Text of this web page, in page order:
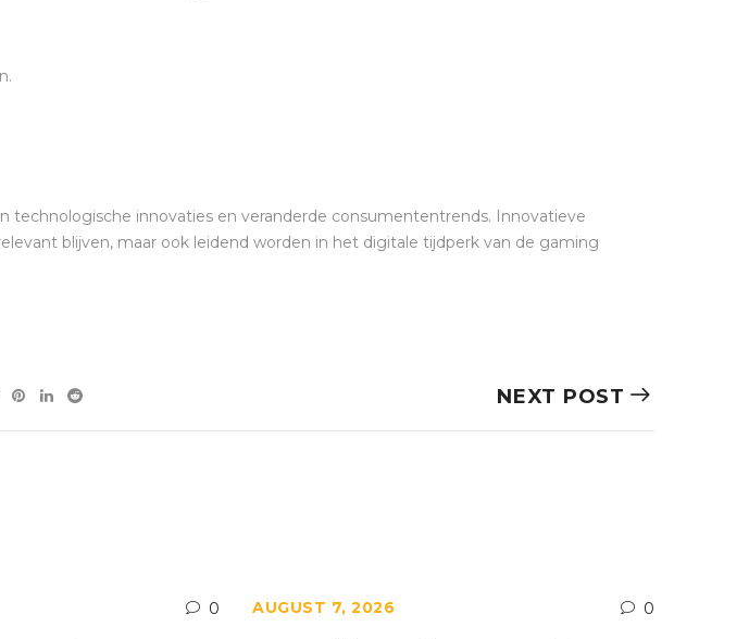
innovaties en veranderde consumententrends. Innovatieve
blijven, maar ook leidend worden in het digitale tijdperk van de gaming
NEXT POST
0 AUGUST 7, 2026 0